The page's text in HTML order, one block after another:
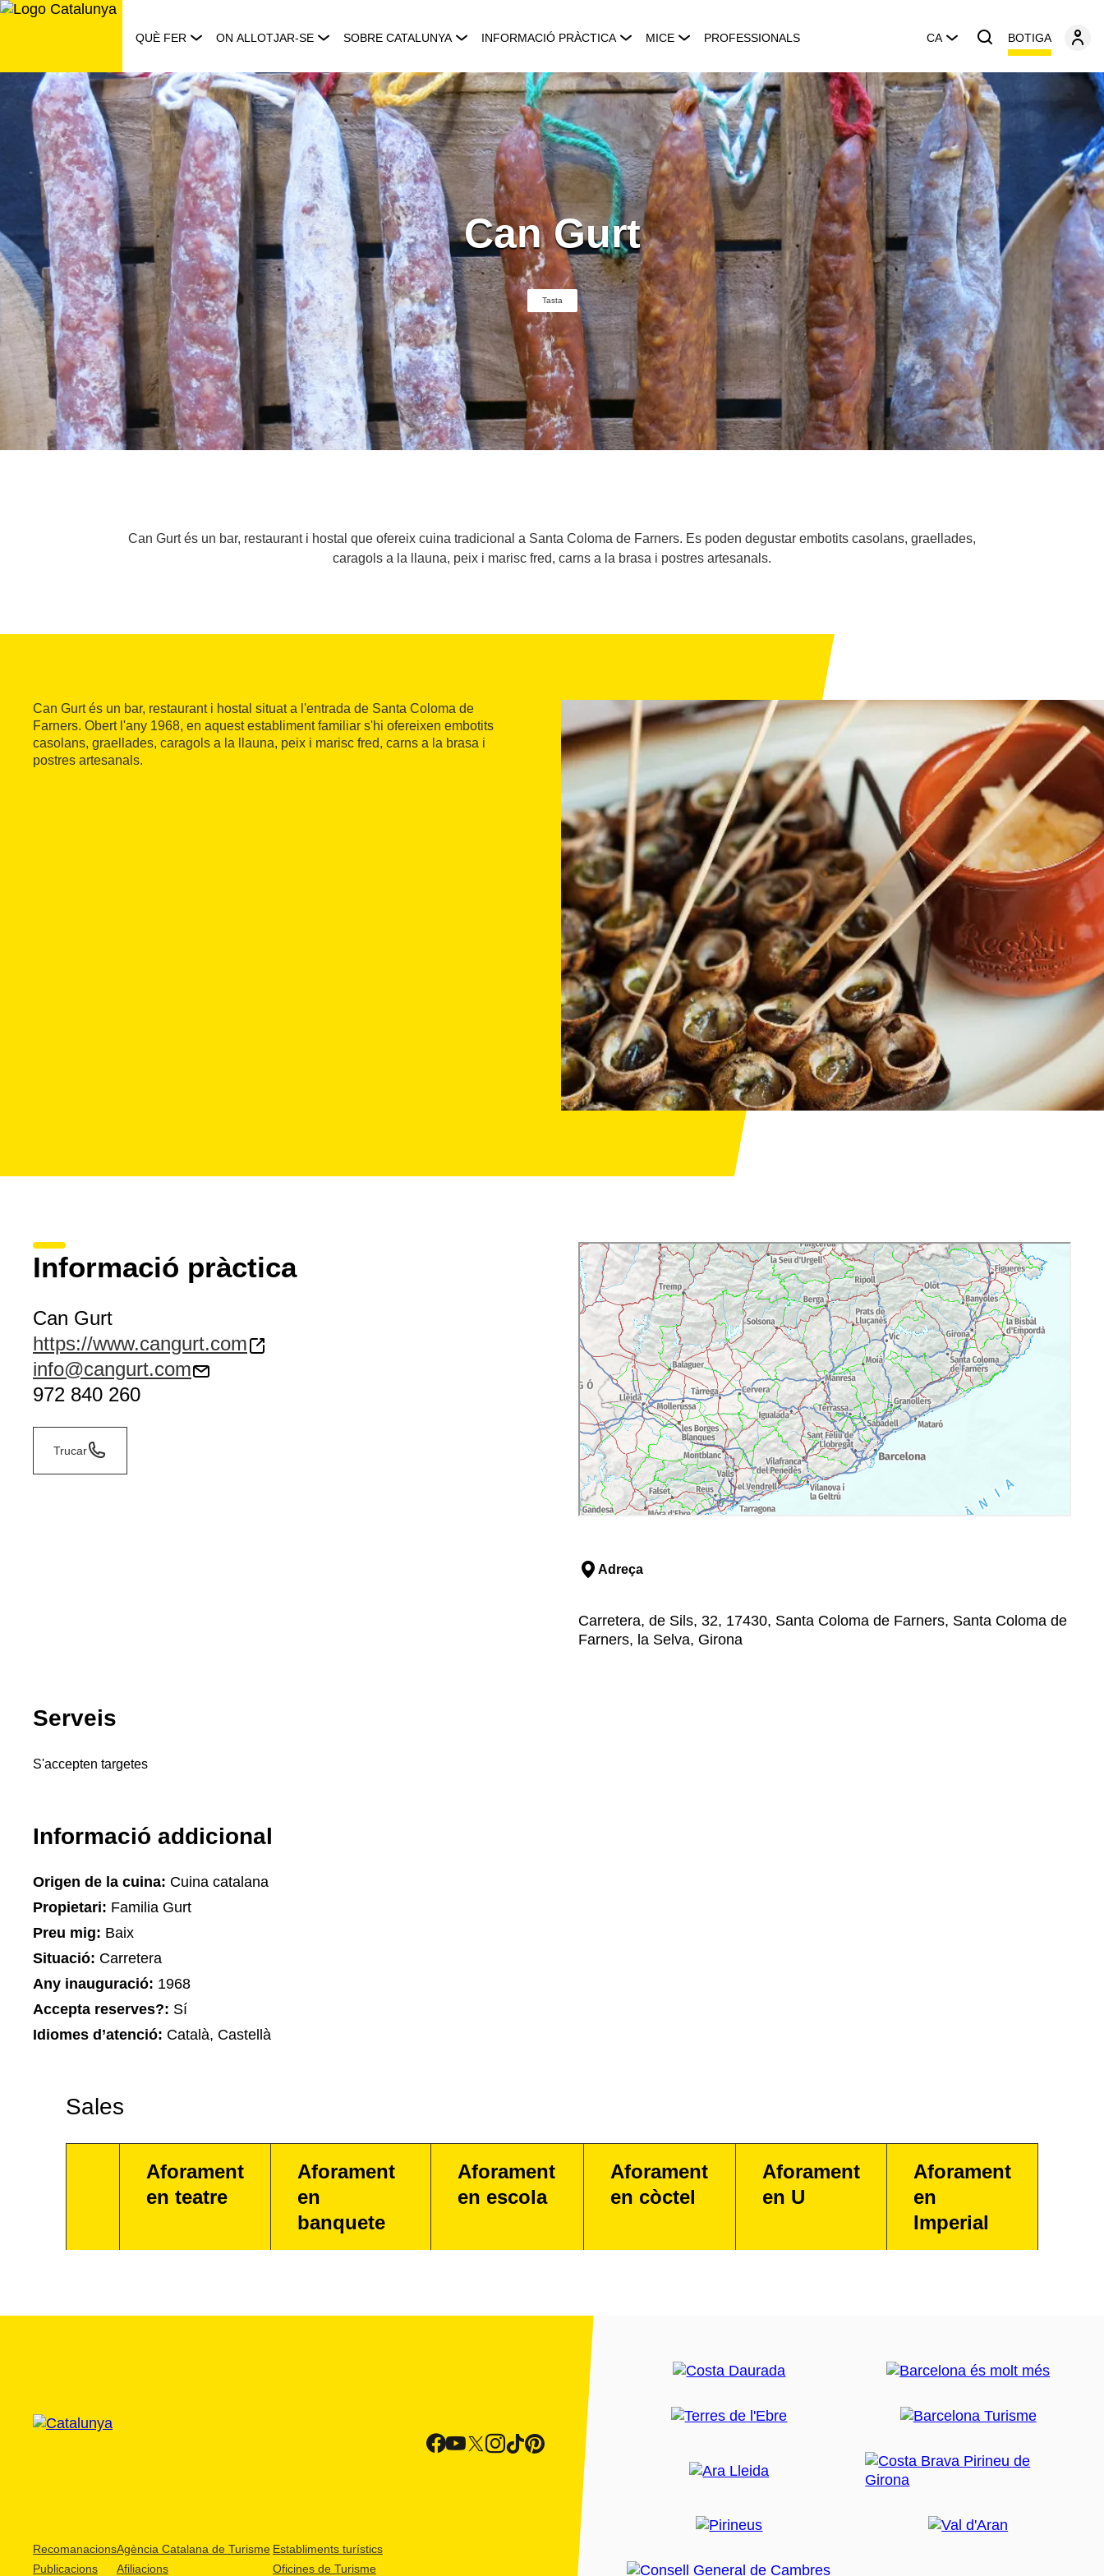
Saltar
QUÈ FER ON ALLOTJAR-SE SOBRE CATALUNYA INFORMACIÓ PRÀCTICA MICE PROFESSIONALS CA BOTIGA
Can Gurt
Tasta
Can Gurt és un bar, restaurant i hostal que ofereix cuina tradicional a Santa Coloma de Farners. Es poden degustar embotits casolans, graellades,
caragols a la llauna, peix i marisc fred, carns a la brasa i postres artesanals.
Can Gurt és un bar, restaurant i hostal situat a l'entrada de Santa Coloma de
Farners. Obert l'any 1968, en aquest establiment familiar s'hi ofereixen embotits
casolans, graellades, caragols a la llauna, peix i marisc fred, carns a la brasa i
postres artesanals.
Informació pràctica
Can Gurt
https://www.cangurt.com
info@cangurt.com
972 840 260
Trucar
Adreça
Carretera, de Sils, 32, 17430, Santa Coloma de Farners, Santa Coloma de
Farners, la Selva, Girona
Serveis
S'accepten targetes
Informació addicional
Origen de la cuina: Cuina catalana
Propietari: Familia Gurt
Preu mig: Baix
Situació: Carretera
Any inauguració: 1968
Accepta reserves?: Sí
Idiomes d’atenció: Català, Castellà
Sales
Aforament
en teatre
Aforament
en
banquete
Aforament
en escola
Aforament
en còctel
Aforament
en U
Aforament
en
Imperial
Recomanacions
Publicacions
Agència Catalana de Turisme
Afiliacions
Establiments turístics
Oficines de Turisme